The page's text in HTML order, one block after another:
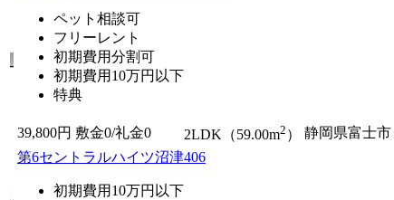
ペット相談可
フリーレント
初期費用分割可
初期費用10万円以下
特典
39,800円 敷金0/礼金0 2LDK（59.00m2 ） 静岡県富士市
第6セントラルハイツ沼津406
初期費用10万円以下